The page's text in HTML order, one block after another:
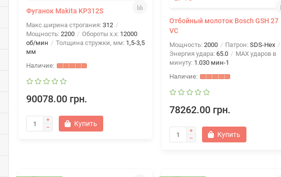
Фуганок Makita KP312S
Макс.ширина строгания: 312
Мощность: 2200 Обороты х.х: 12000
об/мин
Толщина стружки, мм: 1,5-3,5
мм
90078.00 грн.
Купить
Отбойный молоток Bosch GSH 27
VC
Мощность: 2000 Патрон: SDS-Hex
Энергия удара: 65.0
MAX ударов в
минуту: 1.030 мин-1
78262.00 грн.
Купить